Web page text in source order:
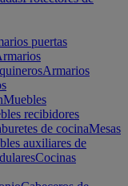
puertas
Armarios
Muebles
recibidores
de cocinaMesas
auxiliares de
Cocinas